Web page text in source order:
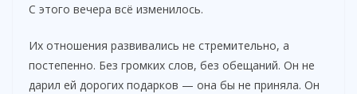
С этого вечера всё изменилось.
Их отношения развивались не стремительно, а
постепенно. Без громких слов, без обещаний. Он не
дарил ей дорогих подарков — она бы не приняла. Он